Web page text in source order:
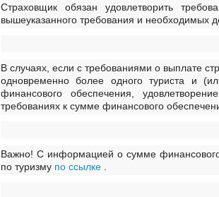
Страховщик обязан удовлетворить
вышеуказанного требования и необходимых
В случаях, если с требованиями о выплате
одновременно более одного туриста и
финансового обеспечения,
требованиях к сумме финансового
Важно! С информацией о сумме финансового
по туризму по ссылке